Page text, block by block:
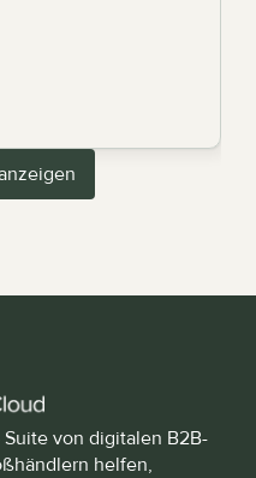
von digitalen B2B-
helfen,